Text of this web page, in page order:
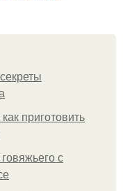
приготовить
с